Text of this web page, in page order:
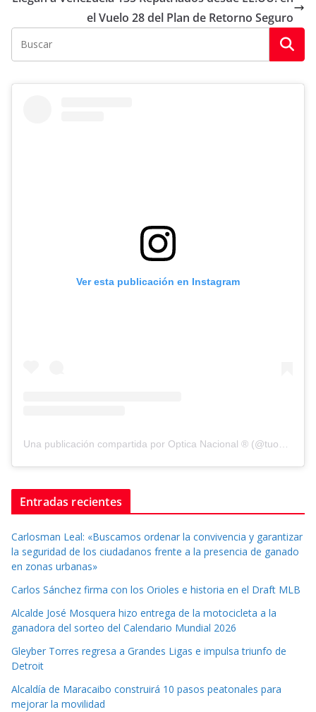
el Vuelo 28 del Plan de Retorno Seguro
Ver esta publicación en Instagram
Una publicación compartida por Optica Nacional ® (@tuopticanacional)
Entradas recientes
Carlosman Leal: «Buscamos ordenar la convivencia y garantizar
la seguridad de los ciudadanos frente a la presencia de ganado
en zonas urbanas»
Carlos Sánchez firma con los Orioles e historia en el Draft MLB
Alcalde José Mosquera hizo entrega de la motocicleta a la
ganadora del sorteo del Calendario Mundial 2026
Gleyber Torres regresa a Grandes Ligas e impulsa triunfo de
Detroit
Alcaldía de Maracaibo construirá 10 pasos peatonales para
mejorar la movilidad